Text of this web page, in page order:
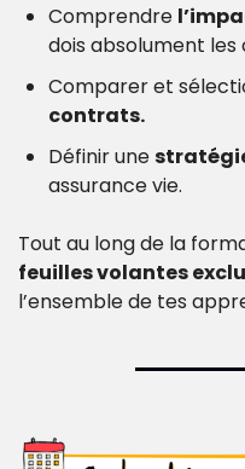
Comprendre
dois absolument
Comparer et
contrats.
Définir une
assurance vie.
Tout au long de la
feuilles volantes
l’ensemble de tes